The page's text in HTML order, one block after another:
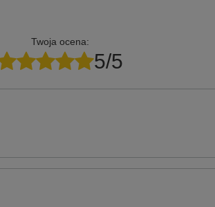
Twoja ocena:
5/5